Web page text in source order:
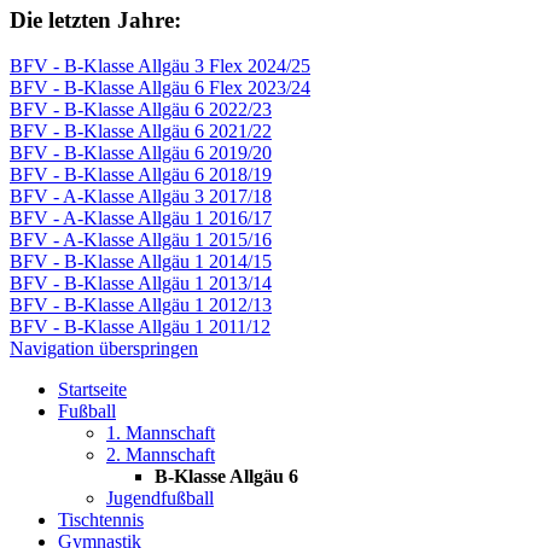
Die letzten Jahre:
BFV - B-Klasse Allgäu 3 Flex 2024/25
BFV - B-Klasse Allgäu 6 Flex 2023/24
BFV - B-Klasse Allgäu 6 2022/23
BFV - B-Klasse Allgäu 6 2021/22
BFV - B-Klasse Allgäu 6 2019/20
BFV - B-Klasse Allgäu 6 2018/19
BFV - A-Klasse Allgäu 3 2017/18
BFV - A-Klasse Allgäu 1 2016/17
BFV - A-Klasse Allgäu 1 2015/16
BFV - B-Klasse Allgäu 1 2014/15
BFV - B-Klasse Allgäu 1 2013/14
BFV - B-Klasse Allgäu 1 2012/13
BFV - B-Klasse Allgäu 1 2011/12
Navigation überspringen
Startseite
Fußball
1. Mannschaft
2. Mannschaft
B-Klasse Allgäu 6
Jugendfußball
Tischtennis
Gymnastik